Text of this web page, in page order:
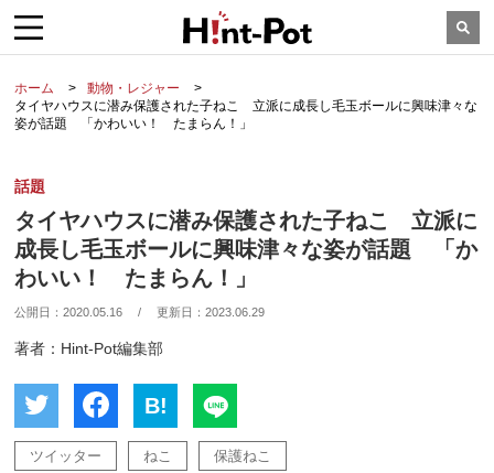
ホーム
動物・レジャー
タイヤハウスに潜み保護された子ねこ 立派に成長し毛玉ボールに興味津々な
姿が話題 「かわいい！ たまらん！」
話題
タイヤハウスに潜み保護された子ねこ 立派に
成長し毛玉ボールに興味津々な姿が話題 「か
わいい！ たまらん！」
公開日：2020.05.16 / 更新日：2023.06.29
著者：Hint-Pot編集部
B!
ツイッター ねこ 保護ねこ